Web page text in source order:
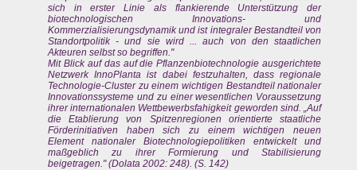
sich in erster Linie als flankierende Unterstützung der
biotechnologischen Innovations- und
Kommerzialisierungsdynamik und ist integraler Bestandteil von
Standortpolitik - und sie wird ... auch von den staatlichen
Akteuren selbst so begriffen."
Mit Blick auf das auf die Pflanzenbiotechnologie ausgerichtete
Netzwerk InnoPlanta ist dabei festzuhalten, dass regionale
Technologie-Cluster zu einem wichtigen Bestandteil nationaler
Innovationssysteme und zu einer wesentlichen Voraussetzung
ihrer internationalen Wettbewerbsfahigkeit geworden sind. „Auf
die Etablierung von Spitzenregionen orientierte staatliche
Förderinitiativen haben sich zu einem wichtigen neuen
Element nationaler Biotechnologiepolitiken entwickelt und
maßgeblich zu ihrer Formierung und Stabilisierung
beigetragen." (Dolata 2002: 248). (S. 142)